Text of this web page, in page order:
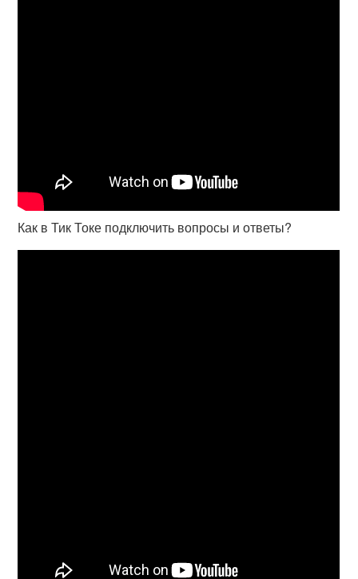
Как в Тик Токе подключить вопросы и ответы?